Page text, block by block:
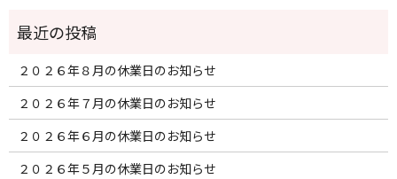
２０２６年８月の休業日のお知らせ
２０２６年７月の休業日のお知らせ
２０２６年６月の休業日のお知らせ
２０２６年５月の休業日のお知らせ